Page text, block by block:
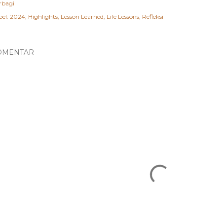
2024 Highlights Lesson Learned Life Lessons Refleksi